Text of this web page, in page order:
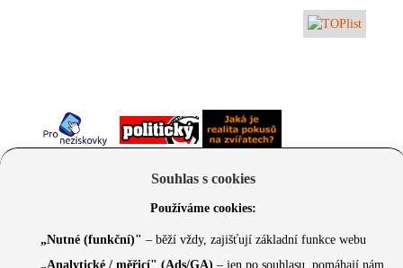
Souhlas s cookies
Používáme cookies:
„Nutné (funkční)" – běží vždy, zajišťují základní funkce webu
„Analytické / měřicí" (Ads/GA) – jen po souhlasu, pomáhají nám